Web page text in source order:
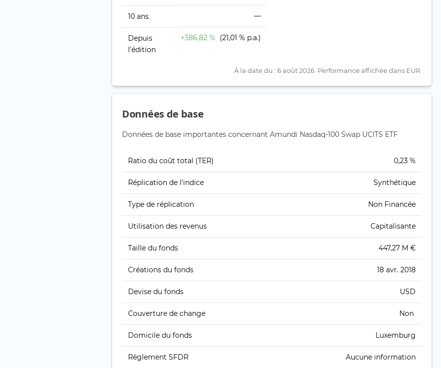
10 ans —
Depuis
l'édition
+386,82 % (21,01 % p.a.)
À la date du : 6 août 2026. Performance affichée dans EUR.
Données de base
Données de base importantes concernant Amundi Nasdaq-100 Swap UCITS ETF
Ratio du coût total (TER) 0,23 %
Réplication de l'indice Synthétique
Type de réplication Non Financée
Utilisation des revenus Capitalisante
Taille du fonds 447,27 M €
Créations du fonds 18 avr. 2018
Devise du fonds USD
Couverture de change Non
Domicile du fonds Luxemburg
Règlement SFDR Aucune information